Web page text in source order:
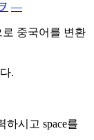
―
중국어를 변환
.
하시고 space를